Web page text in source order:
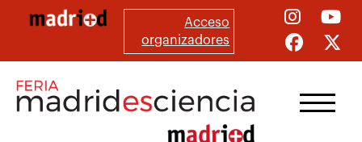
principal
Acceso
organizadores